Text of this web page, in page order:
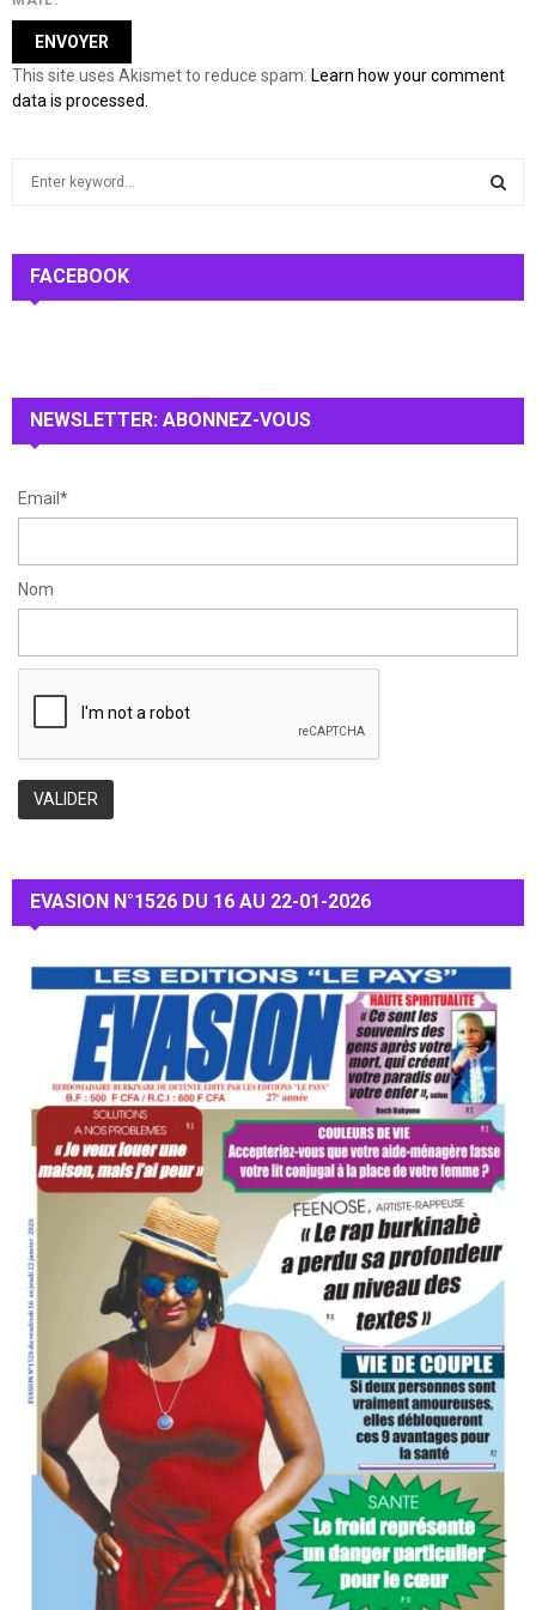
This site uses Akismet to reduce spam. Learn how your comment
data is processed.
:
FACEBOOK
NEWSLETTER: ABONNEZ-VOUS
Email*
Nom
EVASION N°1526 DU 16 AU 22-01-2026